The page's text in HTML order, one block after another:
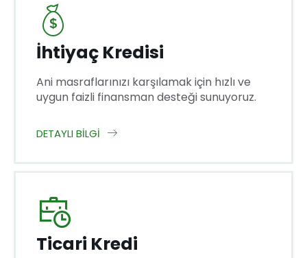
İhtiyaç Kredisi
Ani masraflarınızı karşılamak için hızlı ve
uygun faizli finansman desteği sunuyoruz.
DETAYLI BILGI
Ticari Kredi